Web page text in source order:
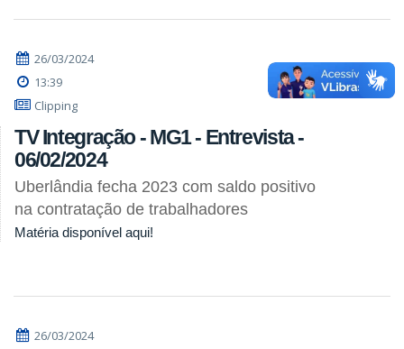
26/03/2024
13:39
Clipping
TV Integração - MG1 - Entrevista -
06/02/2024
Uberlândia fecha 2023 com saldo positivo
na contratação de trabalhadores
Matéria disponível aqui!
26/03/2024